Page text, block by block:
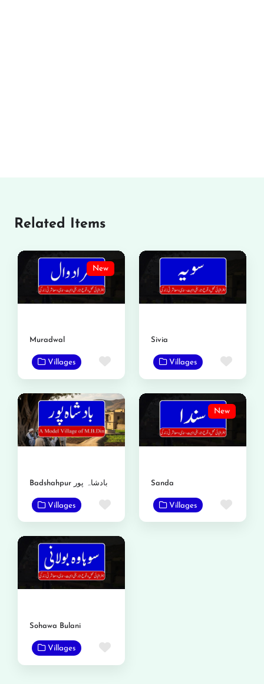
Related Items
New
Muradwal
Villages Favorite
Sivia
Villages
Badshahpur بادشاہ پور
Villages Favorite
New
Sanda
Villages
Sohawa Bulani
Villages Favorite